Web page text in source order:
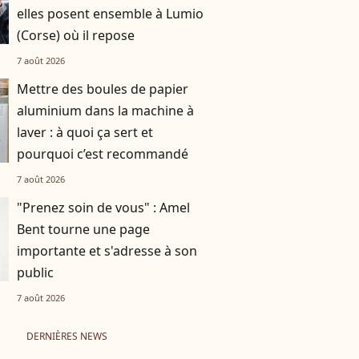
elles posent ensemble à Lumio
(Corse) où il repose
7 août 2026
Mettre des boules de papier
aluminium dans la machine à
laver : à quoi ça sert et
pourquoi c’est recommandé
7 août 2026
"Prenez soin de vous" : Amel
Bent tourne une page
importante et s'adresse à son
public
7 août 2026
DERNIÈRES NEWS